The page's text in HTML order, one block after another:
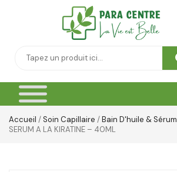
Accueil /Soin Capillaire /Bain D'huile & Sérum
SERUM A LA KIRATINE – 40ML